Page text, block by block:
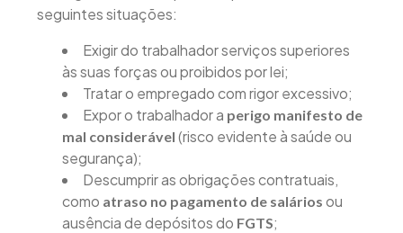
seguintes situações:
Exigir do trabalhador serviços superiores
às suas forças ou proibidos por lei;
Tratar o empregado com rigor excessivo;
Expor o trabalhador a perigo manifesto de
mal considerável (risco evidente à saúde ou
segurança);
Descumprir as obrigações contratuais,
como atraso no pagamento de salários ou
ausência de depósitos do FGTS;